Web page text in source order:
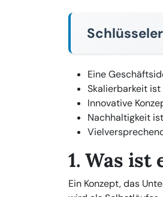
Eine
Skalierbarkeit
Innovative
Nachhaltigkeit
1. Was ist
Ein Konzept, das